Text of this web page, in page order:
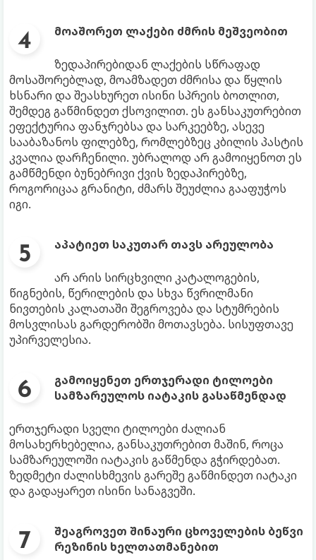
მოაშორეთ ლაქები ძმრის მეშვეობით
ზედაპირებიდან ლაქების სწრაფად
მოსაშორებლად, მოამზადეთ ძმრისა და წყლის
ხსნარი და შეასხურეთ ისინი სპრეის ბოთლით,
შემდეგ გაწმინდეთ ქსოვილით. ეს განსაკუთრებით
ეფექტურია ფანჯრებსა და სარკეებზე, ასევე
სააბაზანოს ფილებზე, რომლებზეც კბილის პასტის
კვალია დარჩენილი. უბრალოდ არ გამოიყენოთ ეს
გამწმენდი ბუნებრივი ქვის ზედაპირებზე,
როგორიცაა გრანიტი, ძმარს შეუძლია გააფუჭოს
იგი.
აპატიეთ საკუთარ თავს არეულობა
არ არის სირცხვილი კატალოგების,
წიგნების, წერილების და სხვა წვრილმანი
ნივთების კალათაში შეგროვება და სტუმრების
მოსვლისას გარდერობში მოთავსება. სისუფთავე
უპირველესია.
გამოიყენეთ ერთჯერადი ტილოები
სამზარეულოს იატაკის გასაწმენდად
ერთჯერადი სველი ტილოები ძალიან
მოსახერხებელია, განსაკუთრებით მაშინ, როცა
სამზარეულოში იატაკის გაწმენდა გჭირდებათ.
ზედმეტი ძალისხმევის გარეშე გაწმინდეთ იატაკი
და გადაყარეთ ისინი სანაგვეში.
შეაგროვეთ შინაური ცხოველების ბეწვი
რეზინის ხელთათმანებით